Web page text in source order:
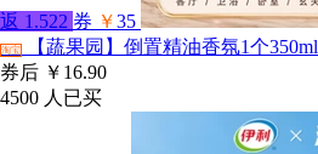
返 1.522 券 ￥35
淘宝
【蔬果园】倒置精油香氛1个350ml
券后 ￥16.90
4500 人已买